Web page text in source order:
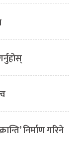
निर्माण गरिने